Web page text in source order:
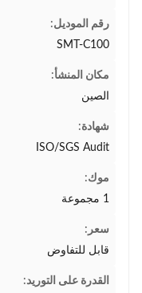
رقم الموديل:
SMT-C100
مكان المنشأ:
الصين
شهادة:
ISO/SGS Audit
موك:
1 مجموعة
سعر:
قابل للتفاوض
القدرة على التوريد: